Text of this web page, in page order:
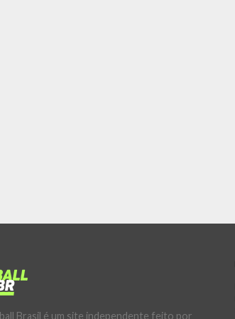
Brasil é um site independente feito por